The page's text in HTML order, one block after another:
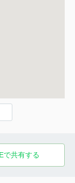
で共有する